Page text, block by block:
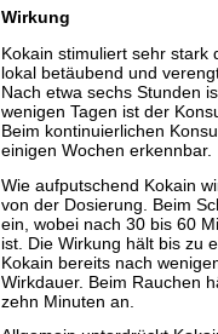
Wirkung
Kokain stimuliert sehr stark
lokal betäubend und
Nach etwa sechs Stunden
wenigen Tagen ist der
Beim kontinuierlichen
einigen Wochen erkennbar.
Wie aufputschend Kokain
von der Dosierung. Beim
ein, wobei nach 30 bis 60
ist. Die Wirkung hält bis zu
Kokain bereits nach
Wirkdauer. Beim Rauchen
zehn Minuten an.